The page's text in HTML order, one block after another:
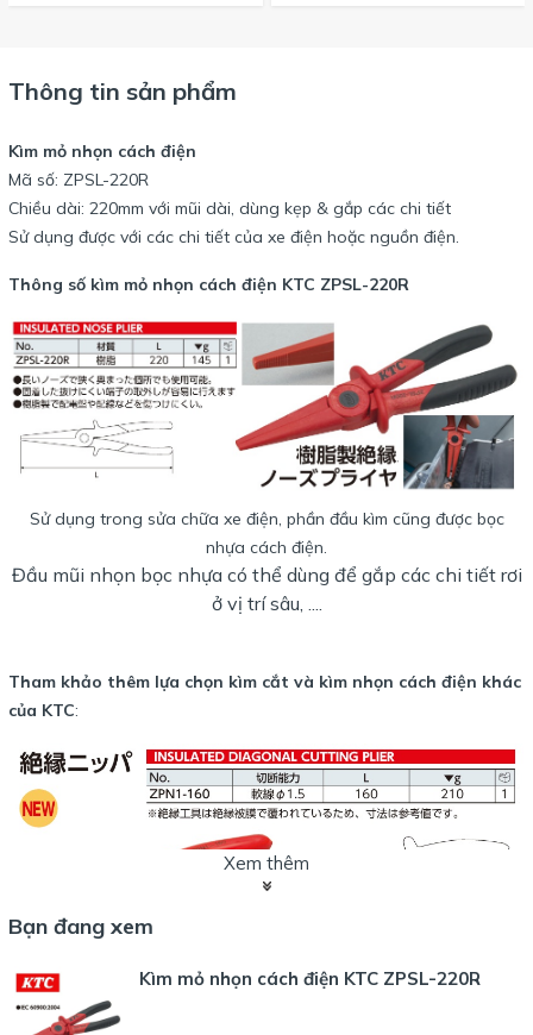
Thông tin sản phẩm
Kìm mỏ nhọn cách điện
Mã số: ZPSL-220R
Chiều dài: 220mm với mũi dài, dùng kẹp & gắp các chi tiết
Sử dụng được với các chi tiết của xe điện hoặc nguồn điện.
Thông số kìm mỏ nhọn cách điện KTC ZPSL-220R
Sử dụng trong sửa chữa xe điện, phần đầu kìm cũng được bọc
nhựa cách điện.
Đầu mũi nhọn bọc nhựa có thể dùng để gắp các chi tiết rơi
ở vị trí sâu, ....
Tham khảo thêm lựa chọn kìm cắt và kìm nhọn cách điện khác
của KTC:
Với kìm cắt yêu cầu cách điện, tham khảo mã ZPN1-160, chiều dài
Xem thêm
Bạn đang xem
Kìm mỏ nhọn cách điện KTC ZPSL-220R